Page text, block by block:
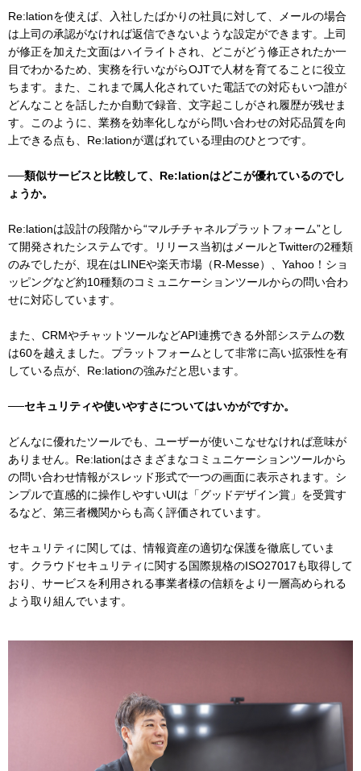
Re:lationを使えば、入社したばかりの社員に対して、メールの場合
は上司の承認がなければ返信できないような設定ができます。上司
が修正を加えた文面はハイライトされ、どこがどう修正されたか一
目でわかるため、実務を行いながらOJTで人材を育てることに役立
ちます。また、これまで属人化されていた電話での対応もいつ誰が
どんなことを話したか自動で録音、文字起こしがされ履歴が残せま
す。このように、業務を効率化しながら問い合わせの対応品質を向
上できる点も、Re:lationが選ばれている理由のひとつです。
──類似サービスと比較して、Re:lationはどこが優れているのでし
ょうか。
Re:lationは設計の段階から“マルチチャネルプラットフォーム”とし
て開発されたシステムです。リリース当初はメールとTwitterの2種類
のみでしたが、現在はLINEや楽天市場（R-Messe）、Yahoo！ショ
ッピングなど約10種類のコミュニケーションツールからの問い合わ
せに対応しています。
また、CRMやチャットツールなどAPI連携できる外部システムの数
は60を越えました。プラットフォームとして非常に高い拡張性を有
している点が、Re:lationの強みだと思います。
──セキュリティや使いやすさについてはいかがですか。
どんなに優れたツールでも、ユーザーが使いこなせなければ意味が
ありません。Re:lationはさまざまなコミュニケーションツールから
の問い合わせ情報がスレッド形式で一つの画面に表示されます。シ
ンプルで直感的に操作しやすいUIは「グッドデザイン賞」を受賞す
るなど、第三者機関からも高く評価されています。
セキュリティに関しては、情報資産の適切な保護を徹底していま
す。クラウドセキュリティに関する国際規格のISO27017も取得して
おり、サービスを利用される事業者様の信頼をより一層高められる
よう取り組んでいます。